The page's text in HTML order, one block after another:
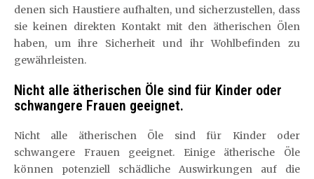
denen sich Haustiere aufhalten, und sicherzustellen, dass
sie keinen direkten Kontakt mit den ätherischen Ölen
haben, um ihre Sicherheit und ihr Wohlbefinden zu
gewährleisten.
Nicht alle ätherischen Öle sind für Kinder oder
schwangere Frauen geeignet.
Nicht alle ätherischen Öle sind für Kinder oder
schwangere Frauen geeignet. Einige ätherische Öle
können potenziell schädliche Auswirkungen auf die